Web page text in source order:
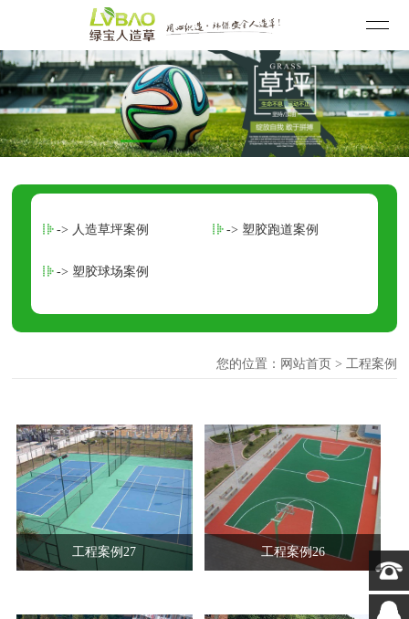
-> 人造草坪案例 -> 塑胶跑道案例
-> 塑胶球场案例
您的位置： 网站首页> 工程案例
工程案例27 工程案例26